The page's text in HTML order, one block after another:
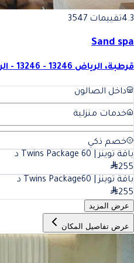
4.3تقييمات 3547
Sand spa
قرطبة، الرياض 13246 - 13246 - الرياض - Saudi Arabia
داخل الصالون
خدمات منزلية
خصم ذكي
باقة توينز | Twins Package 60
د
255
باقة توينز | Twins Package 60
د
255
عرض المزيد
عرض تفاصيل المكان